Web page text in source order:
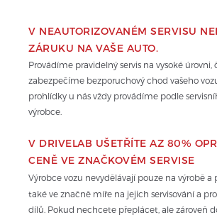
V NEAUTORIZOVANÉM SERVISU
ZÁRUKU NA VAŠE AUTO.
Provádíme pravidelný servis na vysoké úrovni,
zabezpečíme bezporuchový chod vašeho
prohlídky u nás vždy provádíme podle
výrobce.
V DRIVELAB UŠETŘÍTE AZ 80%
CENĚ VE ZNAČKOVÉM SERVISE
Výrobce vozu nevydělávají pouze na výrobě a
také ve značně míře na jejich servisování a
dílů. Pokud nechcete přeplácet, ale zároveň